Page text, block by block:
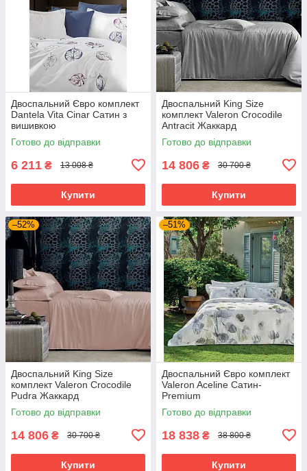
Двоспальний Євро комплект
Dantela Vita Cinar Сатин з
вишивкою
Готово до відправки
6 211 ₴ 13 008 ₴
Купити
Двоспальний King Size
комплект Valeron Crocodile
Antracit Жаккард
Готово до відправки
14 806 ₴ 30 700 ₴
Купити
–52%
Двоспальний King Size
комплект Valeron Crocodile
Pudra Жаккард
Готово до відправки
14 806 ₴ 30 700 ₴
Купити
–51%
Двоспальний Євро комплект
Valeron Aceline Сатин-
Premium
Готово до відправки
18 838 ₴ 38 800 ₴
Купити